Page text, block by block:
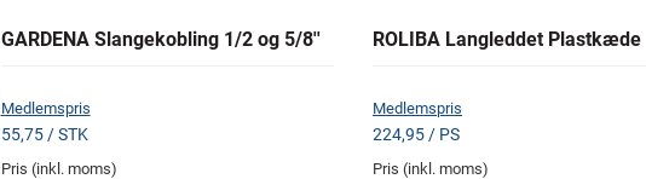
GARDENA Slangekobling 1/2 og 5/8''
Medlemspris
55,75 / STK
Pris (inkl. moms)
ROLIBA Langleddet Plastkæde
Medlemspris
224,95 / PS
Pris (inkl. moms)